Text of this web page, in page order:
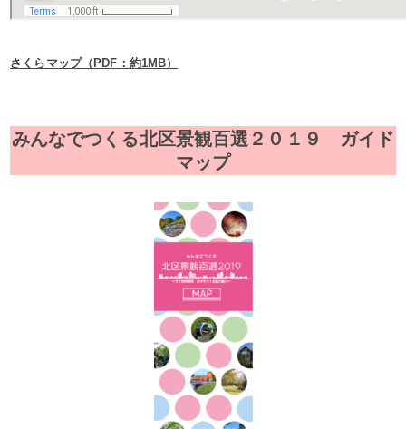
さくらマップ（PDF：約1MB）
みんなでつくる北区景観百選２０１９ ガイド
マップ